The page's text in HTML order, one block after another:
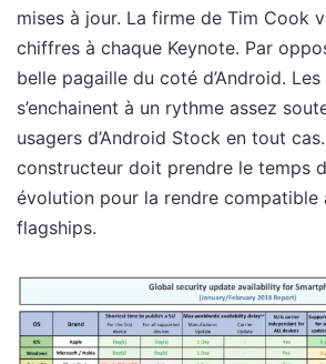
mises à jour. La firme de Tim Cook
chiffres à chaque Keynote. Par
belle pagaille du coté d’Android.
s’enchainent à un rythme assez
usagers d’Android Stock en tout
constructeur doit prendre le temps
évolution pour la rendre compatible
flagships.